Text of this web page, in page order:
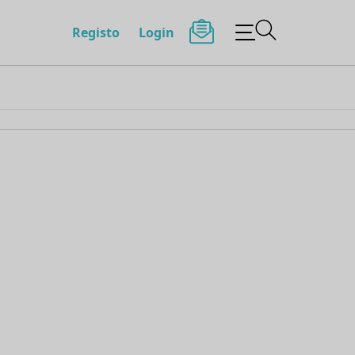
Registo Login